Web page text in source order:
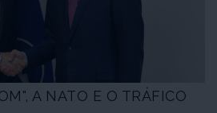
A NATO E O TRÁFICO